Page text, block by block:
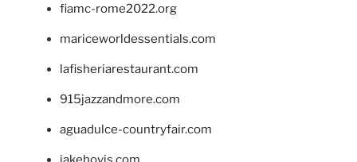
fiamc-rome2022.org
mariceworldessentials.com
lafisheriarestaurant.com
915jazzandmore.com
aguadulce-countryfair.com